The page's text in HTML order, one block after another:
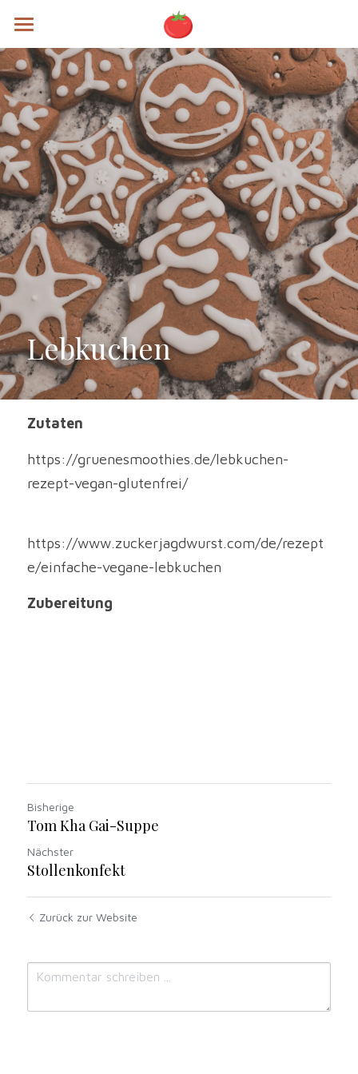
Rezepte
Alle Kategorien
Brunch
Mains
Soups
Specials
Sweets
Testing
Lebkuchen
Zutaten
https://gruenesmoothies.de/lebkuchen-
rezept-vegan-glutenfrei/
https://www.zuckerjagdwurst.com/de/rezept
e/einfache-vegane-lebkuchen
Zubereitung
Bisherige
Tom Kha Gai-Suppe
Nächster
Stollenkonfekt
Zurück zur Website